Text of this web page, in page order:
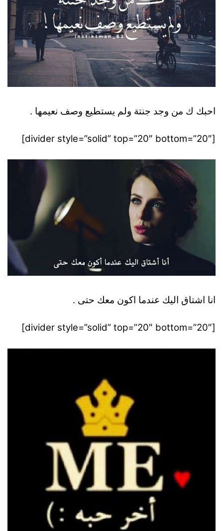
احبك ك من وجد جنتة ولم يستطيع وصف نعيمها .
[divider style=”solid” top=”20″ bottom=”20″]
انا اشتاق اليك عندما اكون معك حتى .
[divider style=”solid” top=”20″ bottom=”20″]